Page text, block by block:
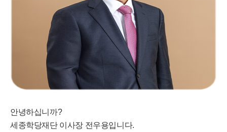
안녕하십니까?
세종학당재단 이사장 전우용입니다.